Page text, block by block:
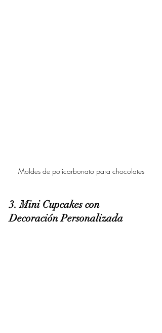
Moldes de policarbonato para chocolates
3. Mini Cupcakes con
Decoración Personalizada